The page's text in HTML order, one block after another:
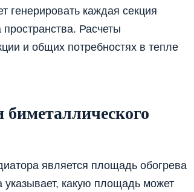
генерировать каждая секция
Расчеты
и общих потребностях в тепле
является площадь обогрева
указывает, какую площадь может